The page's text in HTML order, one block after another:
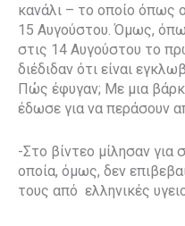
κανάλι – το οποίο όπως
15 Αυγούστου. Όμως,
στις 14 Αυγούστου το
διέδιδαν ότι είναι
Πώς έφυγαν; Με μια
έδωσε για να περάσουν
-Στο βίντεο μίλησαν για
οποία, όμως, δεν
τους από ελληνικές